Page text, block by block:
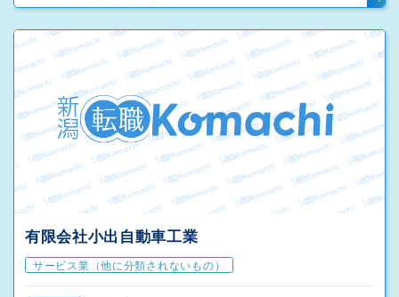
有限会社小出自動車工業
サービス業（他に分類されないもの）